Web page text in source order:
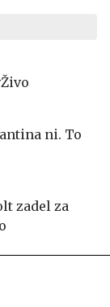
ni. To
zadel za